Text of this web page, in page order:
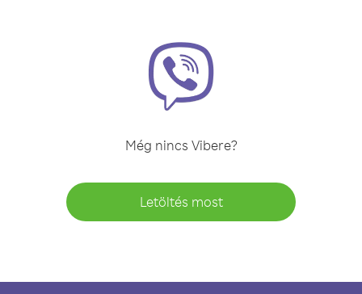
Még nincs Vibere?
Letöltés most